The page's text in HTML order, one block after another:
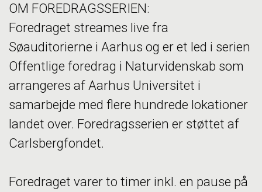
OM FOREDRAGSSERIEN:
Foredraget streames live fra
Søauditorierne i Aarhus og er et led i serien
Offentlige foredrag i Naturvidenskab som
arrangeres af Aarhus Universitet i
samarbejde med flere hundrede lokationer
landet over. Foredragsserien er støttet af
Carlsbergfondet.
Foredraget varer to timer inkl. en pause på